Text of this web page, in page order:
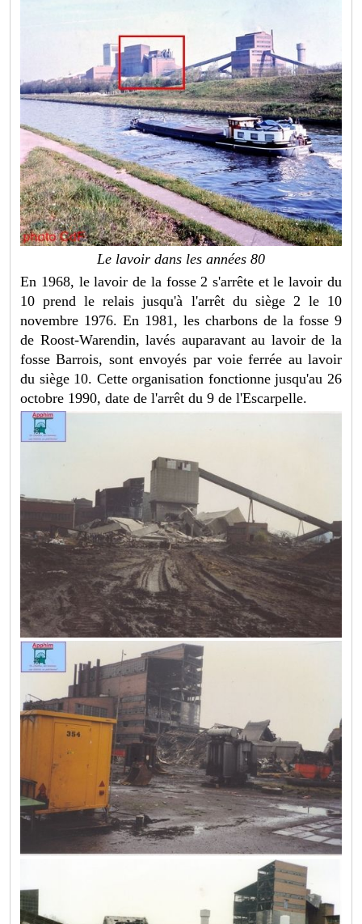
Le lavoir dans les années 80
En 1968, le lavoir de la fosse 2 s'arrête et le lavoir du
10 prend le relais jusqu'à l'arrêt du siège 2 le 10
novembre 1976. En 1981, les charbons de la fosse 9
de Roost-Warendin, lavés auparavant au lavoir de la
fosse Barrois, sont envoyés par voie ferrée au lavoir
du siège 10. Cette organisation fonctionne jusqu'au 26
octobre 1990, date de l'arrêt du 9 de l'Escarpelle.